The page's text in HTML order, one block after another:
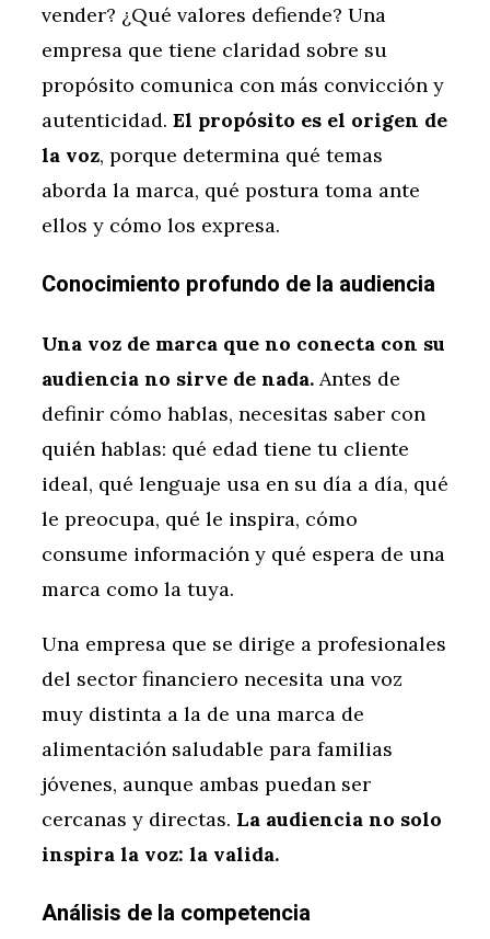
vender? ¿Qué valores defiende? Una
empresa que tiene claridad sobre su
propósito comunica con más convicción y
autenticidad. El propósito es el origen de
la voz, porque determina qué temas
aborda la marca, qué postura toma ante
ellos y cómo los expresa.
Conocimiento profundo de la audiencia
Una voz de marca que no conecta con su
audiencia no sirve de nada. Antes de
definir cómo hablas, necesitas saber con
quién hablas: qué edad tiene tu cliente
ideal, qué lenguaje usa en su día a día, qué
le preocupa, qué le inspira, cómo
consume información y qué espera de una
marca como la tuya.
Una empresa que se dirige a profesionales
del sector financiero necesita una voz
muy distinta a la de una marca de
alimentación saludable para familias
jóvenes, aunque ambas puedan ser
cercanas y directas. La audiencia no solo
inspira la voz: la valida.
Análisis de la competencia